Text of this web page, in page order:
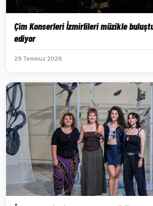
Çim Konserleri İzmirlileri müzikle
ediyor
29 Temmuz 2026